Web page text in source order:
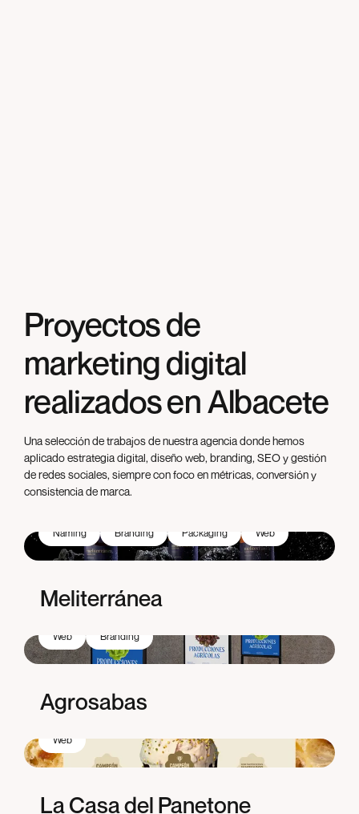
Proyectos de
marketing digital
realizados en Albacete
Una selección de trabajos de nuestra agencia donde hemos
aplicado estrategia digital, diseño web, branding, SEO y gestión
de redes sociales, siempre con foco en métricas, conversión y
consistencia de marca.
Naming Branding Packaging Web
Meliterránea
Web Branding
Agrosabas
Web
La Casa del Panetone